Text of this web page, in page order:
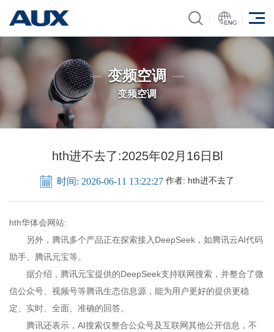
变频空调
变频空调
hth进不去了:2025年02月16日Bl
时间: 2026-06-11 13:22:27 作者: hth进不去了
hth华体会网站:
另外，腾讯多个产品正在探索接入DeepSeek，如腾讯云AI代码
助手、腾讯元宝等。
据介绍，腾讯元宝提供的DeepSeek支持联网搜索，并整合了微
信公众号、视频号等腾讯生态信息源，能为用户更好的提供更稳
定、实时、全面、准确的回答。
腾讯还表示，AI搜索仅整合公众号及互联网其他公开信息，不